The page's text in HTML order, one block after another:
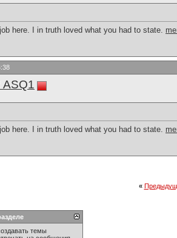
here. I in truth loved what you had to state.
ASQ1
here. I in truth loved what you had to state.
«
темы